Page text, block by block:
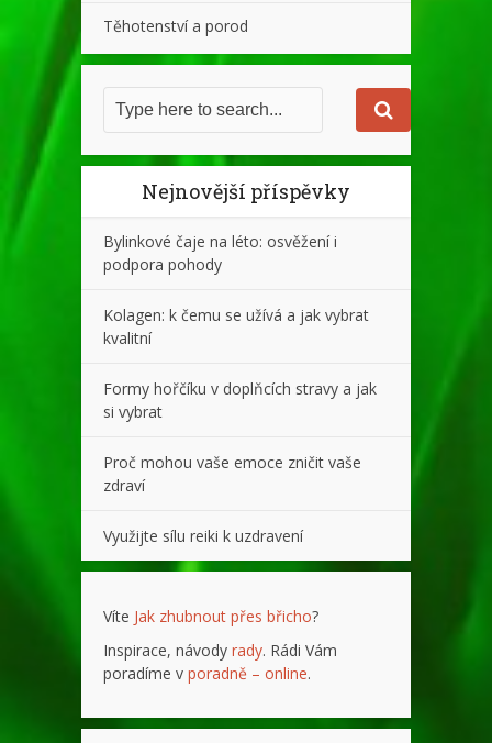
Těhotenství a porod
Nejnovější příspěvky
Bylinkové čaje na léto: osvěžení i
podpora pohody
Kolagen: k čemu se užívá a jak vybrat
kvalitní
Formy hořčíku v doplňcích stravy a jak
si vybrat
Proč mohou vaše emoce zničit vaše
zdraví
Využijte sílu reiki k uzdravení
Víte Jak zhubnout přes břicho?
Inspirace, návody rady. Rádi Vám
poradíme v poradně – online.